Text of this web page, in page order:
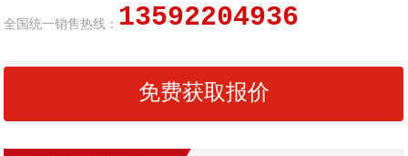
全国统一销售热线： 13592204936
免费获取报价